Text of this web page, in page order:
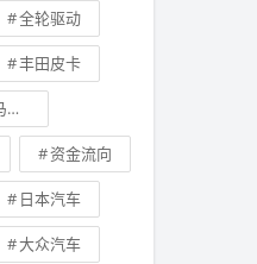
全轮驱动
丰田皮卡
资金流向
日本汽车
大众汽车